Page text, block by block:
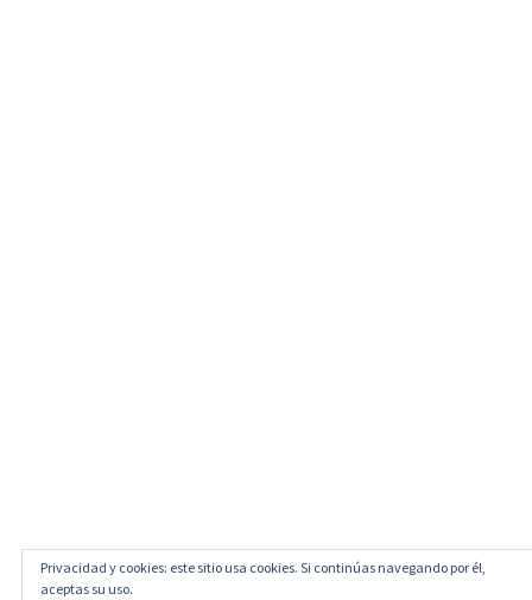
Privacidad y cookies: este sitio usa cookies. Si continúas navegando por él,
aceptas su uso.